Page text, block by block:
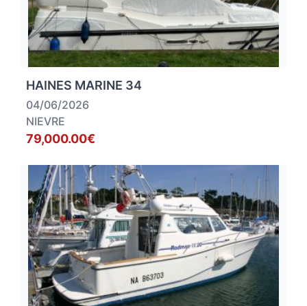
HAINES MARINE 34
04/06/2026
NIEVRE
79,000.00€